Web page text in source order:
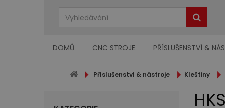
DOMŮ CNC STROJE PŘÍSLUŠENSTVÍ &
Příslušenství & nástroje Kleštiny
HKS